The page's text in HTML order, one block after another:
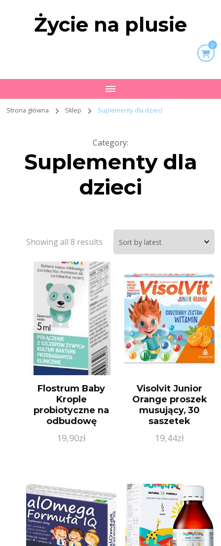
Życie na plusie
0
Strona główna Sklep Suplementy dla dzieci
Category:
Suplementy dla
dzieci
Showing all 8 results
Flostrum Baby
Krople
probiotyczne na
odbudowę
jelitowej 5ml
19,90zł
Visolvit Junior
Orange proszek
musujący, 30
saszetek
19,44zł